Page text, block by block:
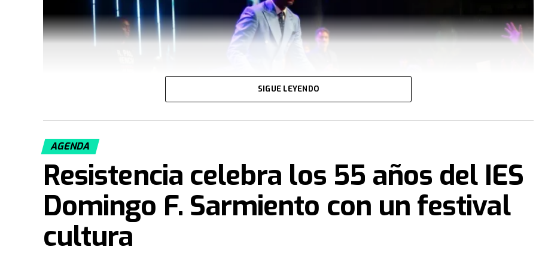
SIGUE LEYENDO
AGENDA
Resistencia celebra los 55 años del IES
Domingo F. Sarmiento con un festival
cultura